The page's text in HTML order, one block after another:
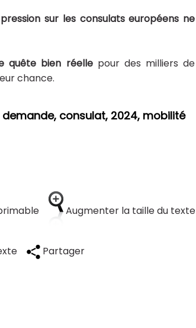
sur les consulats européens ne
quête bien réellepour des milliers de
chance.
demande, consulat, 2024, mobilité
Augmenter la taille du texte
Partager